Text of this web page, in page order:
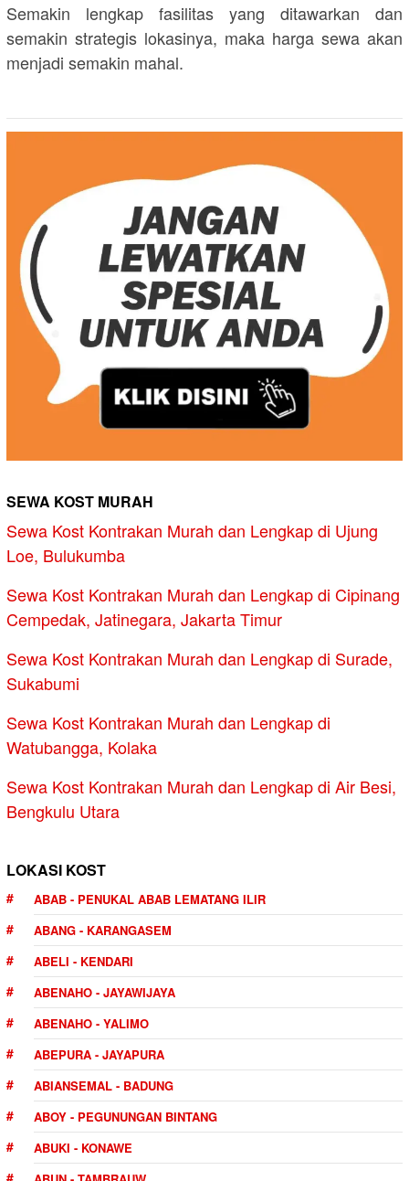
Semakin lengkap fasilitas yang ditawarkan dan
semakin strategis lokasinya, maka harga sewa akan
menjadi semakin mahal.
SEWA KOST MURAH
Sewa Kost Kontrakan Murah dan Lengkap di Ujung
Loe, Bulukumba
Sewa Kost Kontrakan Murah dan Lengkap di Cipinang
Cempedak, Jatinegara, Jakarta Timur
Sewa Kost Kontrakan Murah dan Lengkap di Surade,
Sukabumi
Sewa Kost Kontrakan Murah dan Lengkap di
Watubangga, Kolaka
Sewa Kost Kontrakan Murah dan Lengkap di Air Besi,
Bengkulu Utara
LOKASI KOST
ABAB - PENUKAL ABAB LEMATANG ILIR
ABANG - KARANGASEM
ABELI - KENDARI
ABENAHO - JAYAWIJAYA
ABENAHO - YALIMO
ABEPURA - JAYAPURA
ABIANSEMAL - BADUNG
ABOY - PEGUNUNGAN BINTANG
ABUKI - KONAWE